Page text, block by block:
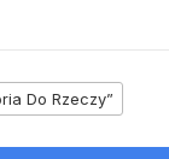
Do Rzeczy”